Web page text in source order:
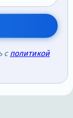
с политикой